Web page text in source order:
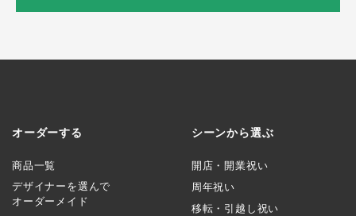
オーダーする
商品一覧
デザイナーを選んで
オーダーメイド
シーンから選ぶ
開店・開業祝い
周年祝い
移転・引越し祝い